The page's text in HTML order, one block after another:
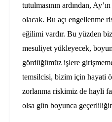
tutulmasının ardından,
olacak. Bu açı engellenme
eğilimi vardır. Bu yüzden
mesuliyet yükleyecek,
gördüğümüz işlere
temsilcisi, bizim için hayati
zorlanma riskimiz de hayli
olsa gün boyunca